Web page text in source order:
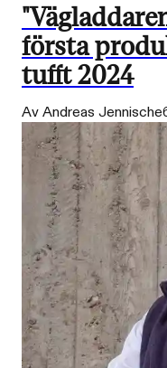
första
tufft 2024
Av Andreas Jennische